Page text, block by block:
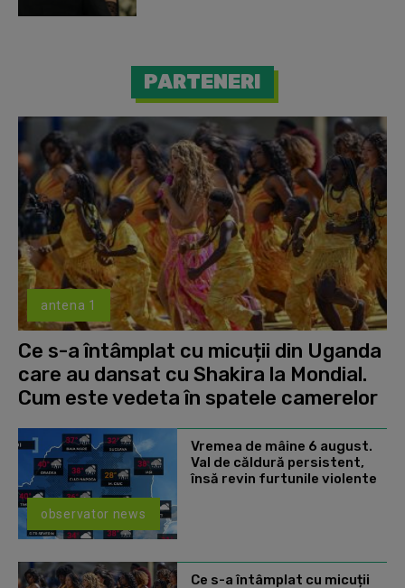
PARTENERI
antena 1
Ce s-a întâmplat cu micuții din Uganda
care au dansat cu Shakira la Mondial.
Cum este vedeta în spatele camerelor
observator news
Vremea de mâine 6 august.
Val de căldură persistent,
însă revin furtunile violente
Ce s-a întâmplat cu micuții